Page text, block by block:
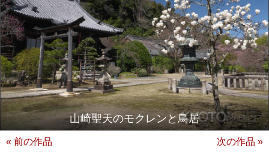
山崎聖天のモクレンと鳥居
« 前の作品 次の作品 »